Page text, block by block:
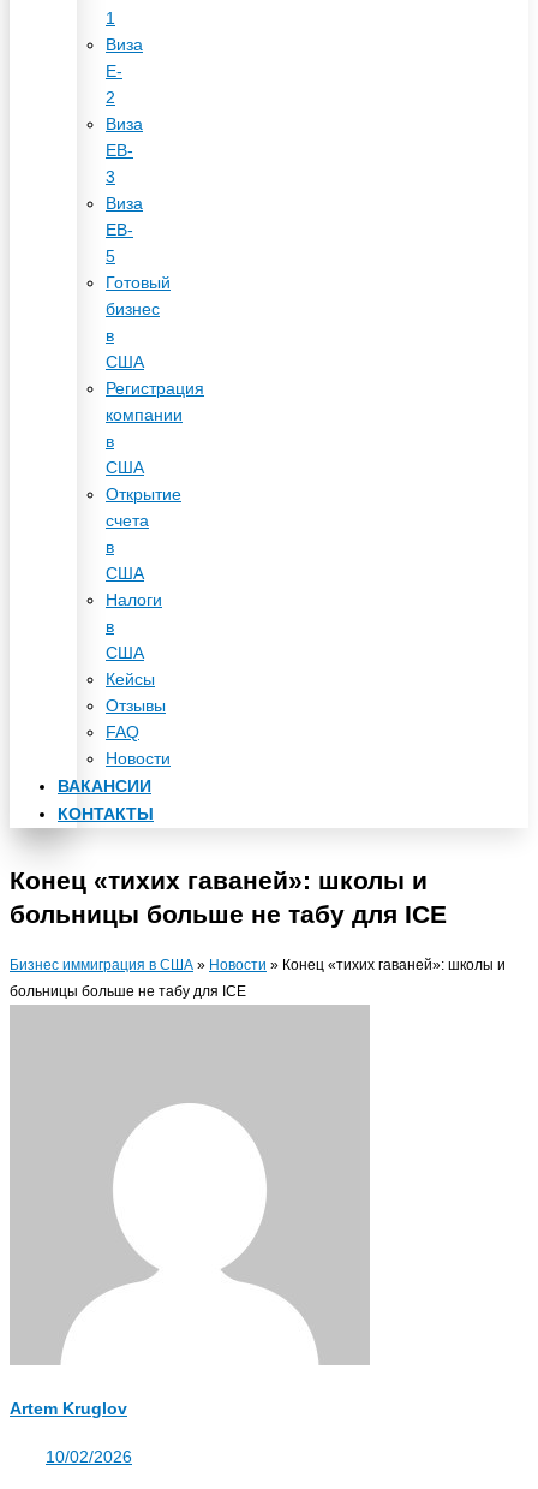
1
Виза
E-
2
Виза
EB-
3
Виза
EB-
5
Готовый
бизнес
в
США
Регистрация
компании
в
США
Открытие
счета
в
США
Налоги
в
США
Кейсы
Отзывы
FAQ
Новости
ВАКАНСИИ
КОНТАКТЫ
Конец «тихих гаваней»: школы и
больницы больше не табу для ICE
Бизнес иммиграция в США » Новости » Конец «тихих гаваней»: школы и
больницы больше не табу для ICE
Artem Kruglov
10/02/2026